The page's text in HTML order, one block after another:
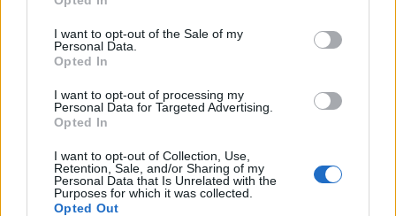
use your data for below specified purposes in below Google
consent section.
I want to opt-out of the Sale of my
Personal Data.
Opted In
I want to opt-out of processing my
Personal Data for Targeted Advertising.
Opted In
I want to opt-out of Collection, Use,
Retention, Sale, and/or Sharing of my
Personal Data that Is Unrelated with the
Purposes for which it was collected.
Opted Out
„Csonka évadot zárni nem felemelő
érzés"
mtothorsi•2020. július 15.